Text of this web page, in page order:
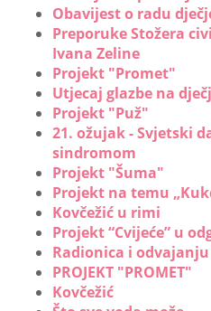
Obavijest o radu
Preporuke Stožera
Ivana Zeline
Projekt "Promet"
Utjecaj glazbe na
Projekt "Puž"
21. ožujak - Svjetski
sindromom
Projekt "Šuma"
Projekt na temu
Kovčežić u rimi
Projekt “Cvijeće” u
Radionica i
PROJEKT "PROMET"
Kovčežić